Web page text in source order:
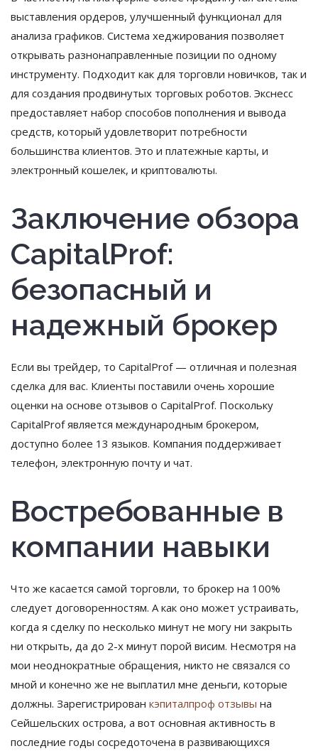
выставления ордеров, улучшенный функционал для
анализа графиков. Система хеджирования позволяет
открывать разнонаправленные позиции по одному
инструменту. Подходит как для торговли новичков, так и
для создания продвинутых торговых роботов. Экснесс
предоставляет набор способов пополнения и вывода
средств, который удовлетворит потребности
большинства клиентов. Это и платежные карты, и
электронный кошелек, и криптовалюты.
Заключение обзора
CapitalProf:
безопасный и
надежный брокер
Если вы трейдер, то CapitalProf — отличная и полезная
сделка для вас. Клиенты поставили очень хорошие
оценки на основе отзывов о CapitalProf. Поскольку
CapitalProf является международным брокером,
доступно более 13 языков. Компания поддерживает
телефон, электронную почту и чат.
Востребованные в
компании навыки
Что же касается самой торговли, то брокер на 100%
следует договоренностям. А как оно может устраивать,
когда я сделку по несколько минут не могу ни закрыть
ни открыть, да до 2-х минут порой висим. Несмотря на
мои неоднократные обращения, никто не связался со
мной и конечно же не выплатил мне деньги, которые
должны. Зарегистрирован кэпиталпроф отзывы на
Сейшельских острова, а вот основная активность в
последние годы сосредоточена в развивающихся